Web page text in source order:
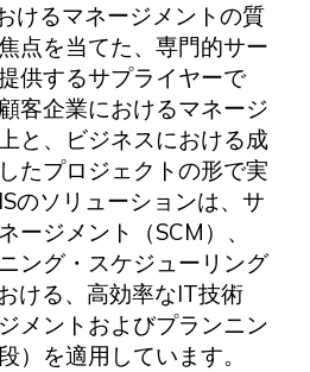
けるマネージメントの質
点を当てた、専門的サー
供するサプライヤーで
客企業におけるマネージ
と、ビジネスにおける成
たプロジェクトの形で実
のソリューションは、サ
ージメント（SCM）、
ング・スケジューリング
ける、高効率なIT技術
メントおよびプランニン
）を適用しています。